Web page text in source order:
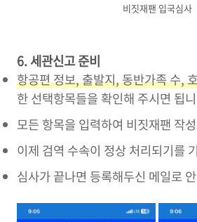
비짓재팬 입국심사
6. 세관신고 준비
항공편 정보, 출발지, 동반가족 수,
한 선택항목들을 확인해 주시면 됩
모든 항목을 입력하여 비짓재팬 작
이제 검역 수속이 정상 처리되기를
심사가 끝나면 등록해두신 메일로